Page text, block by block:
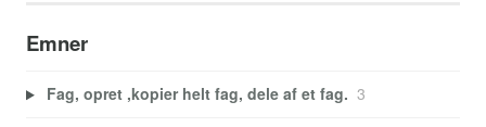
Emner
Fag, opret ,kopier helt fag, dele af et fag. 3